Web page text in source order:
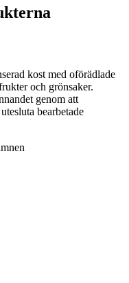
kost med oförädlade
och grönsaker.
genom att
bearbetade